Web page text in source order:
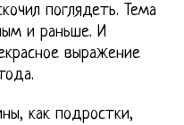
поглядеть. Тема
и раньше. И
выражение
как подростки,